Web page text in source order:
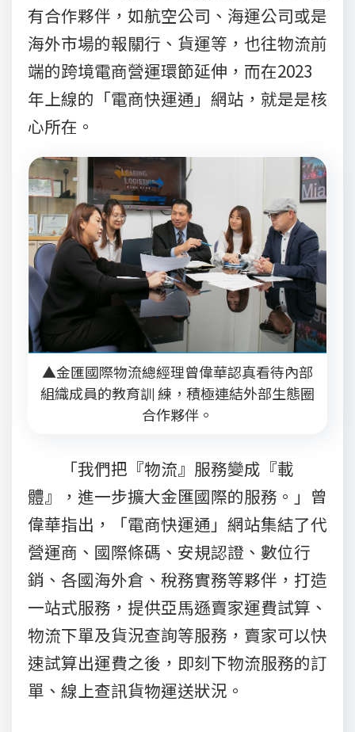
有合作夥伴，如航空公司、海運公司或是
海外市場的報關行、貨運等，也往物流前
端的跨境電商營運環節延伸，而在2023
年上線的「電商快運通」網站，就是是核
心所在。
▲金匯國際物流總經理曾偉華認真看待內部
組織成員的教育訓 練，積極連結外部生態圈
合作夥伴。
「我們把『物流』服務變成『載
體』，進一步擴大金匯國際的服務。」曾
偉華指出，「電商快運通」網站集結了代
營運商、國際條碼、安規認證、數位行
銷、各國海外倉、稅務實務等夥伴，打造
一站式服務，提供亞馬遜賣家運費試算、
物流下單及貨況查詢等服務，賣家可以快
速試算出運費之後，即刻下物流服務的訂
單、線上查訊貨物運送狀況。